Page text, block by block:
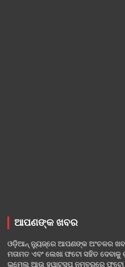
ଆପଣଙ୍କ ଖବର
ଓଡ଼ିଆନ୍ ନ୍ୟୁଜ୍‌ରେ ଆପଣଙ୍କ ଅଂଚଳର
ମତାମତ ଏବଂ ଲେଖା ଫଟୋ ସହିତ ଦେବାକୁ
ଇମେଲ ଆଉ ହ୍ୱାଟ୍‌ସପ୍ ନମ୍ବରରେ ଫଟୋ